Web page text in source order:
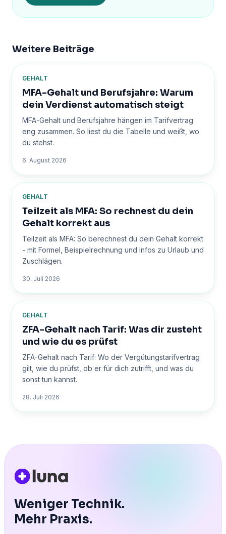
Weitere Beiträge
GEHALT
MFA-Gehalt und Berufsjahre: Warum
dein Verdienst automatisch steigt
MFA-Gehalt und Berufsjahre hängen im Tarifvertrag
eng zusammen. So liest du die Tabelle und weißt, wo
du stehst.
6. August 2026
GEHALT
Teilzeit als MFA: So rechnest du dein
Gehalt korrekt aus
Teilzeit als MFA: So berechnest du dein Gehalt korrekt
- mit Formel, Beispielrechnung und Infos zu Urlaub und
Zuschlägen.
30. Juli 2026
GEHALT
ZFA-Gehalt nach Tarif: Was dir zusteht
und wie du es prüfst
ZFA-Gehalt nach Tarif: Wo der Vergütungstarifvertrag
gilt, wie du prüfst, ob er für dich zutrifft, und was du
sonst tun kannst.
28. Juli 2026
Weniger Technik.
Mehr Praxis.